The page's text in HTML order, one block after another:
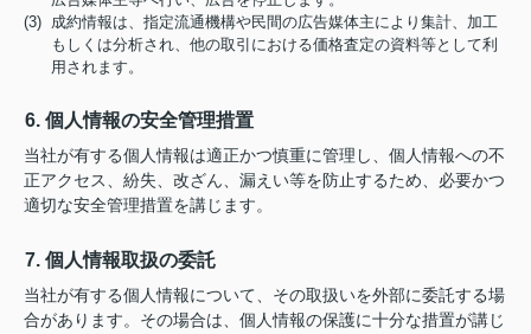
(3) 成約情報は、指定流通機構や民間の広告媒体主により集計、加工
もしくは分析され、他の取引における価格査定の資料等として利
用されます。
6. 個人情報の安全管理措置
当社が有する個人情報は適正かつ慎重に管理し、個人情報への不
正アクセス、紛失、改ざん、漏えい等を防止するため、必要かつ
適切な安全管理措置を講じます。
7. 個人情報取扱の委託
当社が有する個人情報について、その取扱いを外部に委託する場
合があります。その場合は、個人情報の保護に十分な措置が講じ